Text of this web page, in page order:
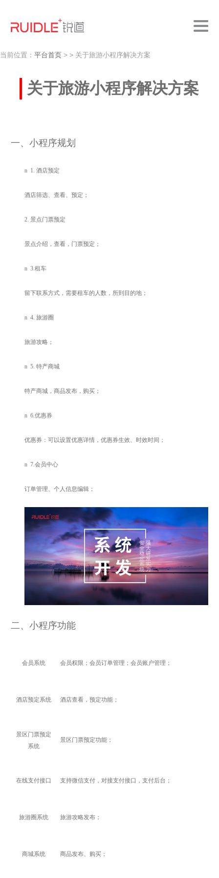
当前位置： 平台首页 > > 关于旅游小程序解决方案
关于旅游小程序解决方案
一、小程序规划
n 1.酒店预定
酒店筛选、查看、预定；
2.景点门票预定
景点介绍，查看，门票预定；
n 3.租车
留下联系方式，需要租车的人数，所到目的地；
n 4.旅游圈
旅游攻略；
n 5.特产商城
特产商城，商品发布，购买；
n 6.优惠券
优惠券：可以设置优惠详情，优惠券生效、时效时间；
n 7.会员中心
订单管理、个人信息编辑；
二、小程序功能
会员系统 会员权限；会员订单管理；会员账户管理；
酒店预定系统 酒店查看，预定功能；
景区门票预定
系统
景区门票预定功能；
在线支付接口 支持微信支付，对接支付接口，支付后台；
旅游圈系统 旅游攻略发布；
商城系统 商品发布、购买；